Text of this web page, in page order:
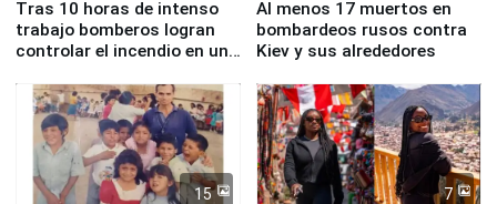
Tras 10 horas de intenso
trabajo bomberos logran
controlar el incendio en una
de Chile
Al menos 17 muertos en
bombardeos rusos contra
Kiev y sus alrededores
15 7